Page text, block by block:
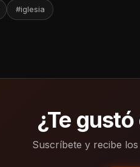
#iglesia
¿Te
Suscríbete y recibe